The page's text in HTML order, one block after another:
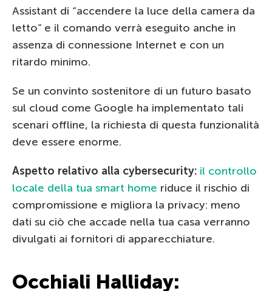
Assistant di “accendere la luce della camera da
letto” e il comando verrà eseguito anche in
assenza di connessione Internet e con un
ritardo minimo.
Se un convinto sostenitore di un futuro basato
sul cloud come Google ha implementato tali
scenari offline, la richiesta di questa funzionalità
deve essere enorme.
Aspetto relativo alla cybersecurity: il controllo
locale della tua smart home riduce il rischio di
compromissione e migliora la privacy: meno
dati su ciò che accade nella tua casa verranno
divulgati ai fornitori di apparecchiature.
Occhiali Halliday: